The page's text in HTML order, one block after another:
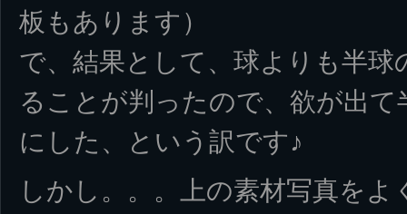
板もあります）
で、結果として、球よりも半
ることが判ったので、欲が出
にした、という訳です♪
しかし。。。上の素材写真を